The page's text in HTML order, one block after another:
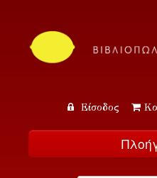
Είσοδος